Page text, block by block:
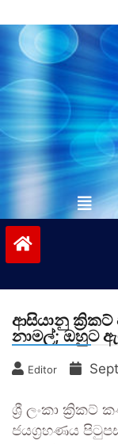
to
content
ආසියානු
නාමල්; ඔහුට
Editor
ශ්‍රී ලංකා
ජයග්‍රහණය